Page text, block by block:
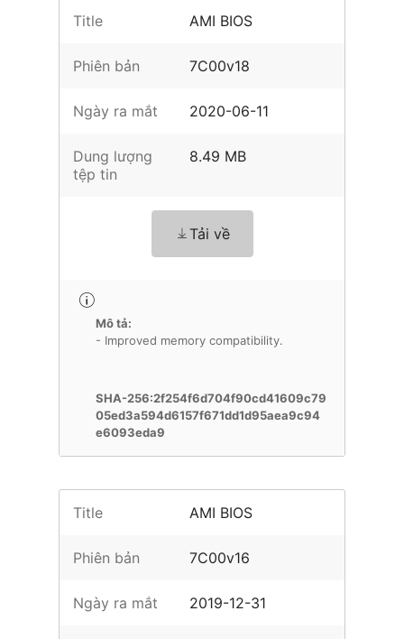
Title AMI BIOS
Phiên bản 7C00v18
Ngày ra mắt 2020-06-11
Dung lượng
tệp tin
8.49 MB
Tải về
Mô tả:
SHA-256:2f254f6d704f90cd41609c79
05ed3a594d6157f671dd1d95aea9c94
e6093eda9
Title AMI BIOS
Phiên bản 7C00v16
Ngày ra mắt 2019-12-31